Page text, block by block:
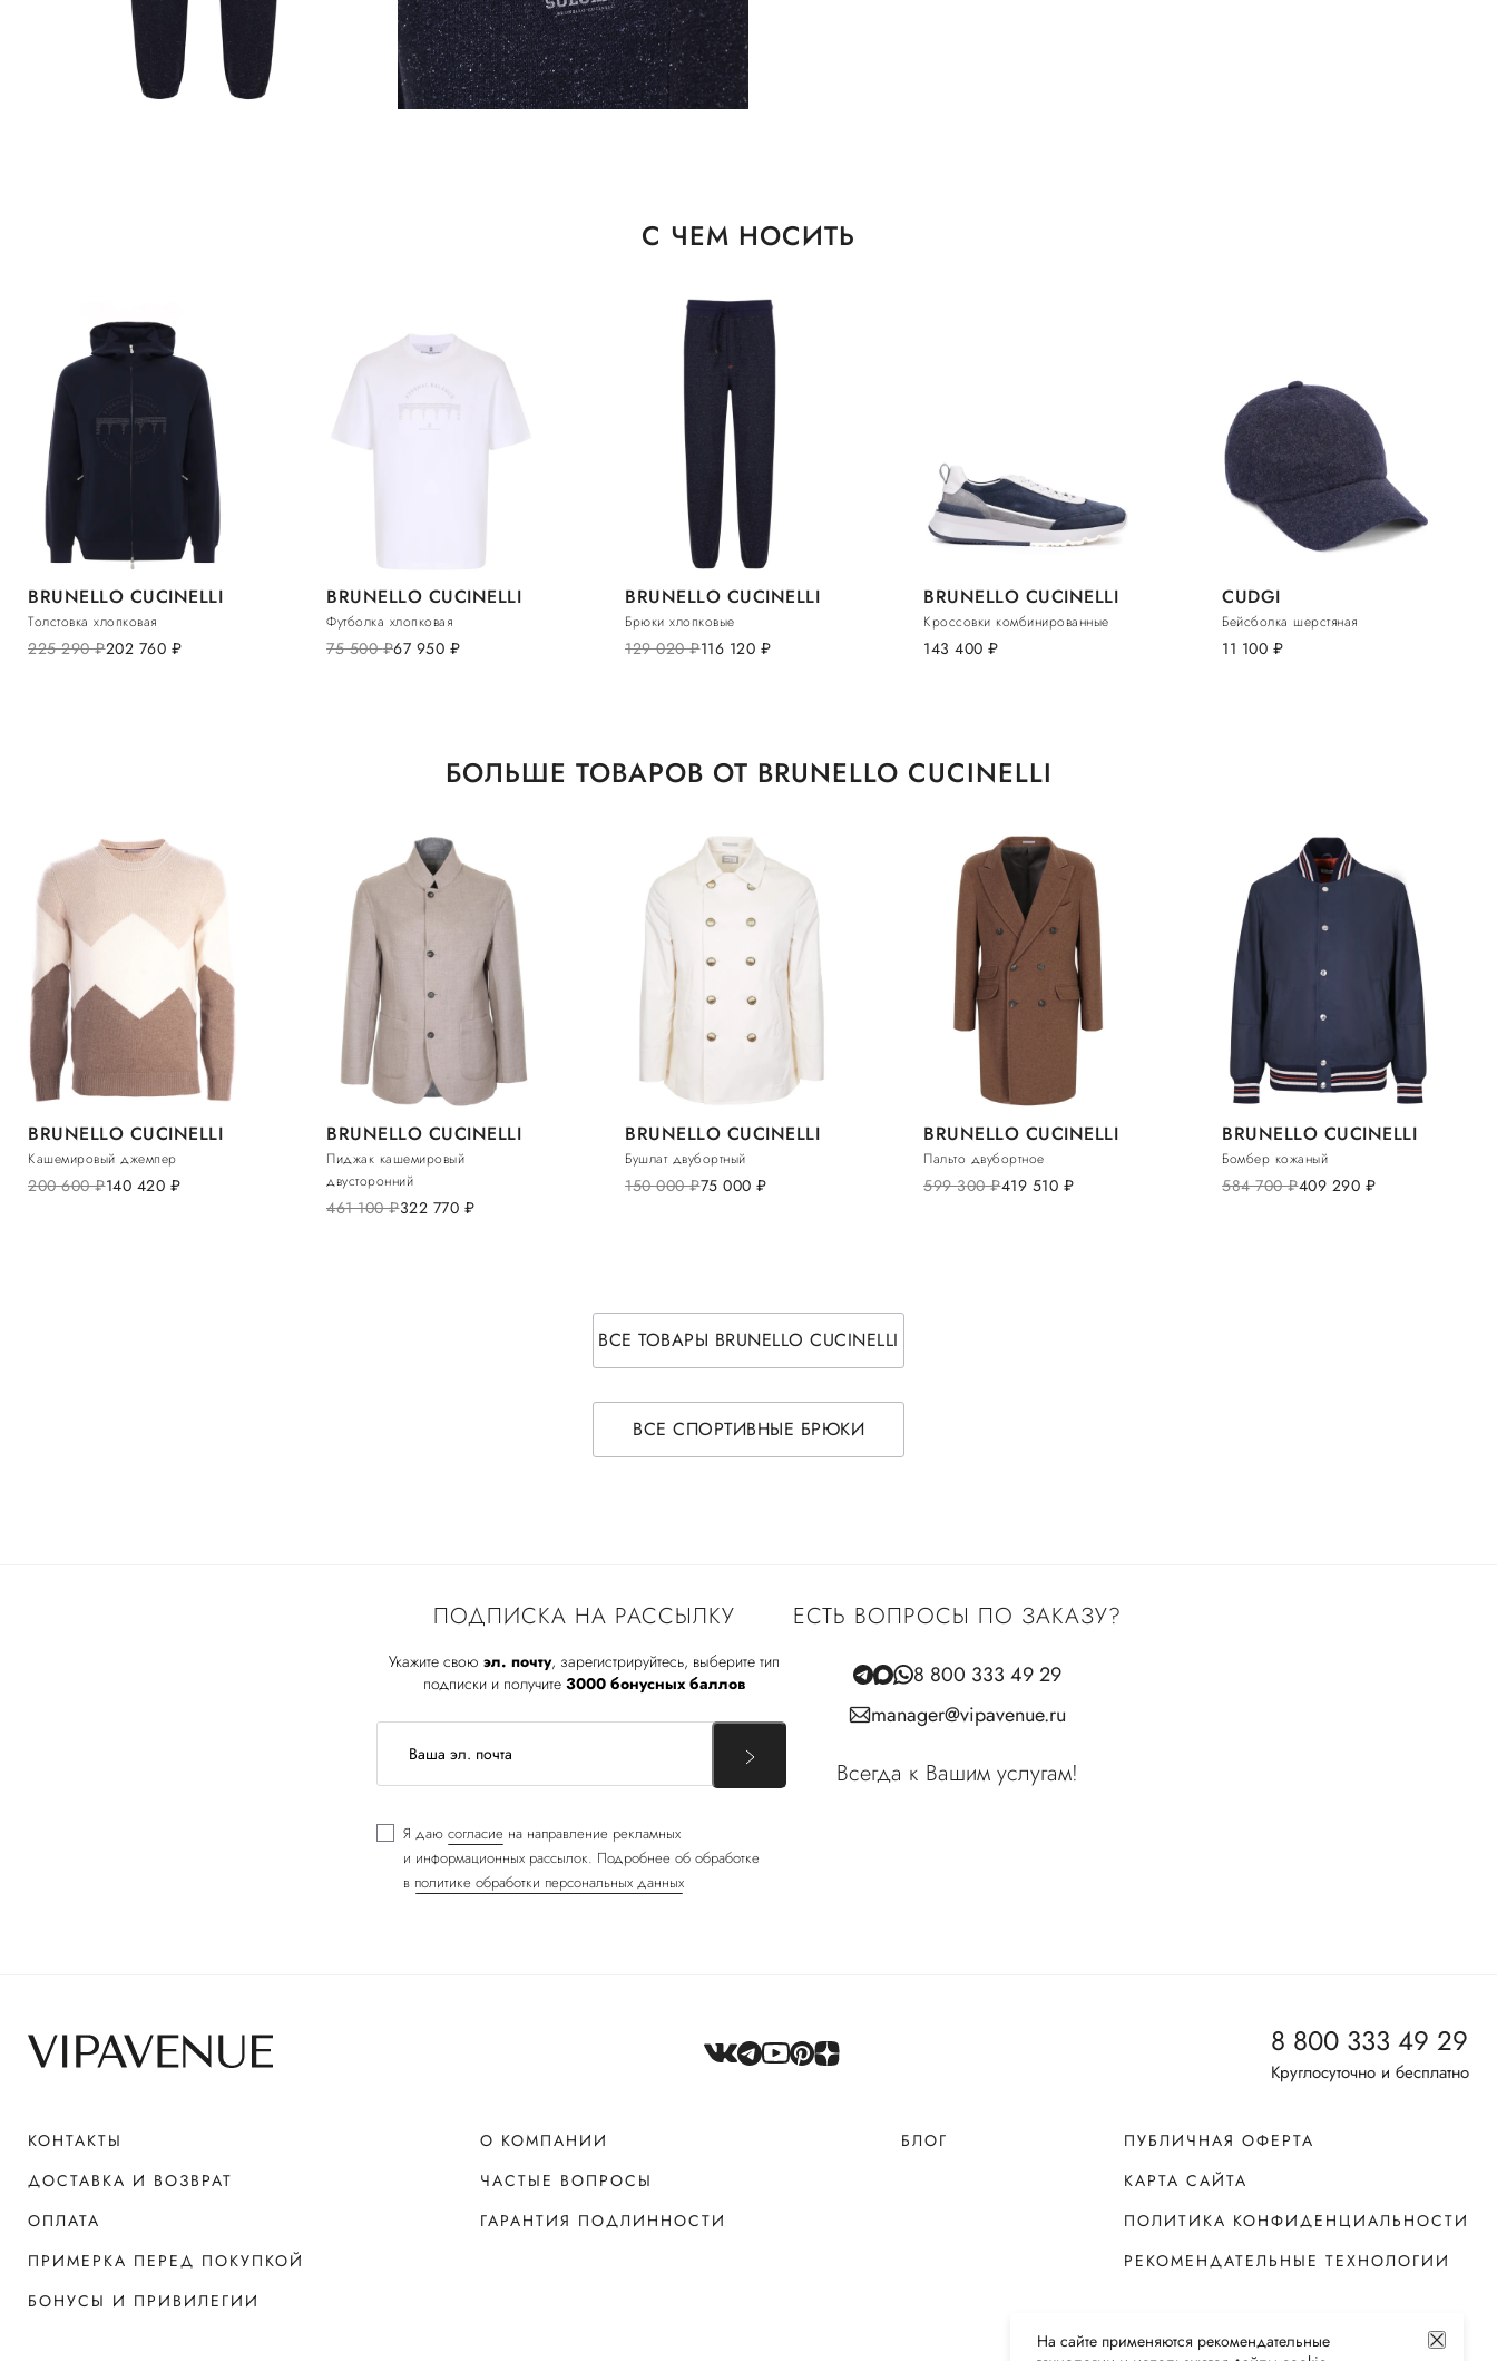
С ЧЕМ НОСИТЬ
BRUNELLO CUCINELLI
Толстовка хлопковая
225 290руб.202 760 руб.
BRUNELLO CUCINELLI
Футболка хлопковая
75 500руб.67 950 руб.
BRUNELLO CUCINELLI
Брюки хлопковые
129 020руб.116 120 руб.
BRUNELLO CUCINELLI
Кроссовки комбинированные
143 400 руб.
CUDGI
Бейсболка шерстяная
11 100 руб.
БОЛЬШЕ ТОВАРОВ ОТ BRUNELLO CUCINELLI
BRUNELLO CUCINELLI
Кашемировый джемпер
200 600руб.140 420 руб.
BRUNELLO CUCINELLI
Пиджак кашемировый
двусторонний
461 100руб.322 770 руб.
BRUNELLO CUCINELLI
Бушлат двубортный
150 000руб.75 000 руб.
BRUNELLO CUCINELLI
Пальто двубортное
599 300руб.419 510 руб.
BRUNELLO CUCINELLI
Бомбер кожаный
584 700руб.409 290 руб.
ВСЕ ТОВАРЫ BRUNELLO CUCINELLI
ВСЕ СПОРТИВНЫЕ БРЮКИ
ПОДПИСКА НА РАССЫЛКУ
Укажите свою эл. почту, зарегистрируйтесь, выберите тип
подписки и получите 3000 бонусных баллов
Я даю согласие на направление рекламных
и информационных рассылок. Подробнее об обработке
в политике обработки персональных данных
ЕСТЬ ВОПРОСЫ ПО ЗАКАЗУ?
8 800 333 49 29
manager@vipavenue.ru
Всегда к Вашим услугам!
8 800 333 49 29
Круглосуточно и бесплатно
КОНТАКТЫ
ДОСТАВКА И ВОЗВРАТ
ОПЛАТА
ПРИМЕРКА ПЕРЕД ПОКУПКОЙ
БОНУСЫ И ПРИВИЛЕГИИ
О КОМПАНИИ
ЧАСТЫЕ ВОПРОСЫ
ГАРАНТИЯ ПОДЛИННОСТИ
БЛОГ
ПУБЛИЧНАЯ ОФЕРТА
КАРТА САЙТА
ПОЛИТИКА КОНФИДЕНЦИАЛЬНОСТИ
РЕКОМЕНДАТЕЛЬНЫЕ ТЕХНОЛОГИИ
На сайте применяются рекомендательные